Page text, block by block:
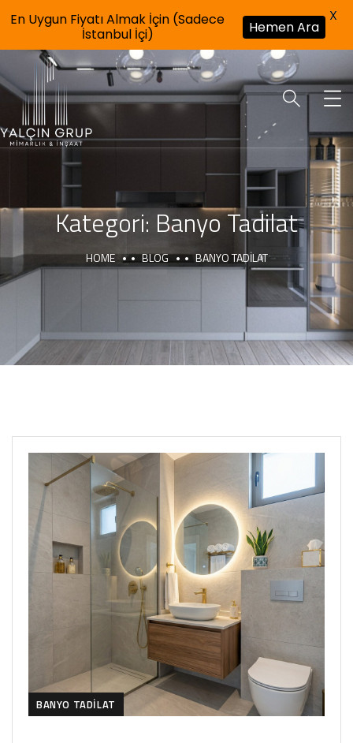
Kategori: Banyo Tadilat
HOME BLOG BANYO TADILAT
BANYO TADILAT
En Uygun Fiyatı Almak İçin (Sadece
İstanbul İçi)
Hemen Ara
X